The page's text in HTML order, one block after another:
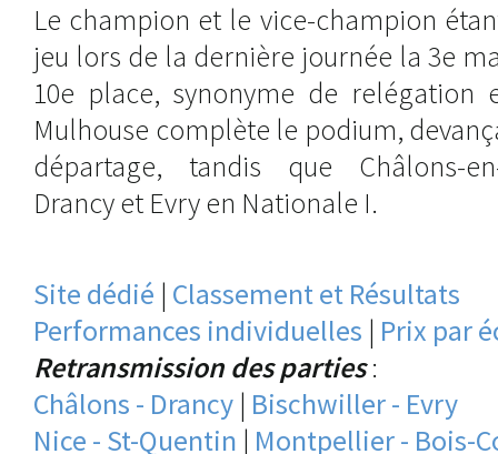
Le champion et le vice-champion
jeu lors de la dernière journée la 3e
10e place, synonyme de relégation
Mulhouse complète le podium,
départage, tandis que Châlons-
Drancy et Evry en Nationale I.
Site dédié | Classement et Résultats
Performances individuelles | Prix par
Retransmission des parties:
Châlons - Drancy | Bischwiller - Evry
Nice - St-Quentin | Montpellier - Bois-